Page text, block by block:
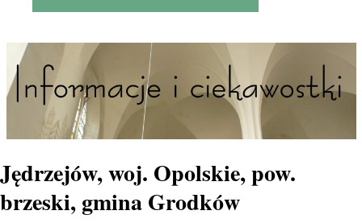
Jędrzejów, woj. Opolskie, pow.
brzeski, gmina Grodków